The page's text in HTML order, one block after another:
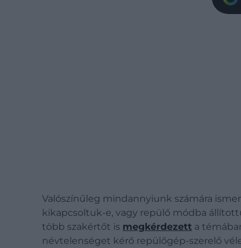
Valószínűleg mindannyiunk számára
kikapcsoltuk-e, vagy repülő módba
több szakértőt is megkérdezett a
névtelenséget kérő repülőgép-szerelő